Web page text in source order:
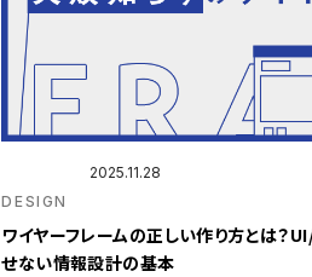
2025.11.28
DESIGN
ワイヤーフレームの正しい作り方とは？
せない情報設計の基本